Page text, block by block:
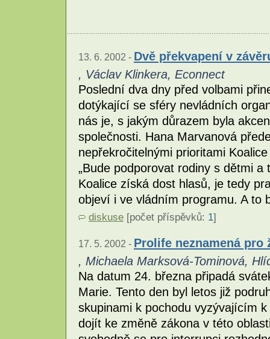
13. 6. 2002 - Dvě překvapení v
, Václav Klinkera, Econnect
Poslední dva dny před volbami
dotýkající se sféry nevládních
nás je, s jakým důrazem byla
společnosti. Hana Marvanová
nepřekročitelnými prioritami
„Bude podporovat rodiny s dětmi a
Koalice získá dost hlasů, je tedy
objeví i ve vládním programu. A to
diskuse [počet příspěvků: 1]
17. 5. 2002 - Prolife neznamená pro
, Michaela Marksová-Tominová,
Na datum 24. března připadá
Marie. Tento den byl letos již
skupinami k pochodu vyzývajícím
dojít ke změně zákona v této